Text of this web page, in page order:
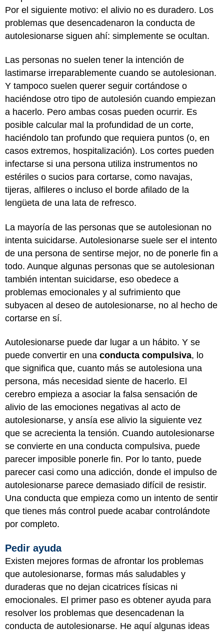
Por el siguiente motivo: el alivio no es duradero. Los
problemas que desencadenaron la conducta de
autolesionarse siguen ahí: simplemente se ocultan.
Las personas no suelen tener la intención de
lastimarse irreparablemente cuando se autolesionan.
Y tampoco suelen querer seguir cortándose o
haciéndose otro tipo de autolesión cuando empiezan
a hacerlo. Pero ambas cosas pueden ocurrir. Es
posible calcular mal la profundidad de un corte,
haciéndolo tan profundo que requiera puntos (o, en
casos extremos, hospitalización). Los cortes pueden
infectarse si una persona utiliza instrumentos no
estériles o sucios para cortarse, como navajas,
tijeras, alfileres o incluso el borde afilado de la
lengüeta de una lata de refresco.
La mayoría de las personas que se autolesionan no
intenta suicidarse. Autolesionarse suele ser el intento
de una persona de sentirse mejor, no de ponerle fin a
todo. Aunque algunas personas que se autolesionan
también intentan suicidarse, eso obedece a
problemas emocionales y al sufrimiento que
subyacen al deseo de autolesionarse, no al hecho de
cortarse en sí.
Autolesionarse puede dar lugar a un hábito. Y se
puede convertir en una conducta compulsiva, lo
que significa que, cuanto más se autolesiona una
persona, más necesidad siente de hacerlo. El
cerebro empieza a asociar la falsa sensación de
alivio de las emociones negativas al acto de
autolesionarse, y ansía ese alivio la siguiente vez
que se acrecienta la tensión. Cuando autolesionarse
se convierte en una conducta compulsiva, puede
parecer imposible ponerle fin. Por lo tanto, puede
parecer casi como una adicción, donde el impulso de
autolesionarse parece demasiado difícil de resistir.
Una conducta que empieza como un intento de sentir
que tienes más control puede acabar controlándote
por completo.
Pedir ayuda
Existen mejores formas de afrontar los problemas
que autolesionarse, formas más saludables y
duraderas que no dejan cicatrices físicas ni
emocionales. El primer paso es obtener ayuda para
resolver los problemas que desencadenan la
conducta de autolesionarse. He aquí algunas ideas